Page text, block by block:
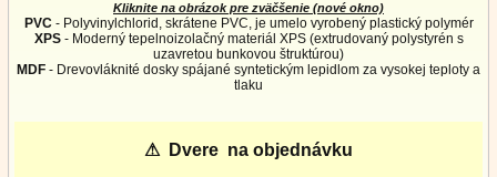
Kliknite na obrázok pre zväčšenie (nové okno)
PVC- Polyvinylchlorid, skrátene PVC, je umelo vyrobený plastický polymér
XPS- Moderný tepelnoizolačný materiál XPS (extrudovaný polystyrén s
uzavretou bunkovou štruktúrou)
MDF - Drevovláknité dosky spájané syntetickým lepidlom za vysokej teploty a
tlaku
⚠ Dvere na objednávku